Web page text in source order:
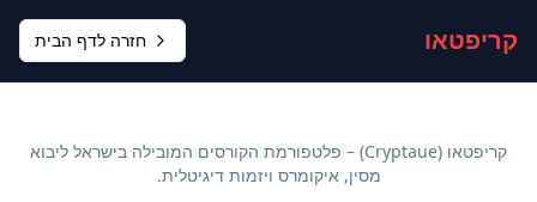
קריפטאו חזרה לדף הבית
קריפטאו (Cryptaue) – פלטפורמת הקורסים המובילה בישראל ליבוא
מסין, איקומרס ויזמות דיגיטלית.